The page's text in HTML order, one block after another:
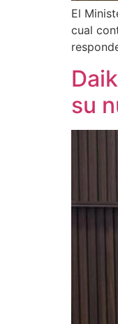
El
cual
su